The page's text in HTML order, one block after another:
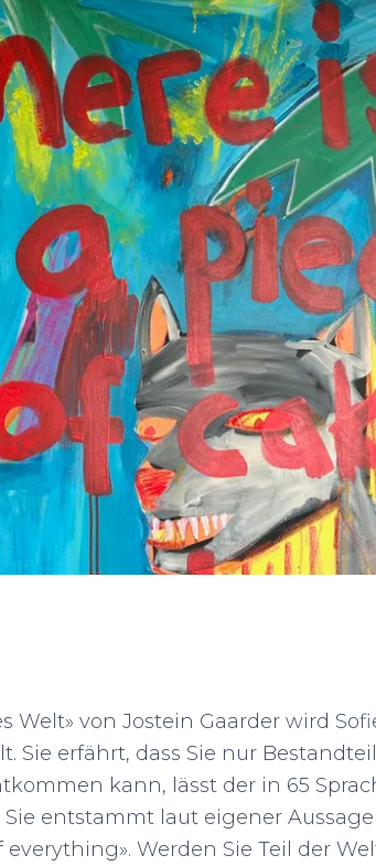
Welt» von Jostein Gaarder wird
Sie erfährt, dass Sie nur
kann, lässt der in 65
Sie entstammt laut eigener
Werden Sie Teil der